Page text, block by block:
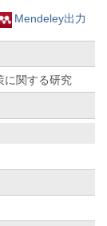
Mendeley出力
に関する研究